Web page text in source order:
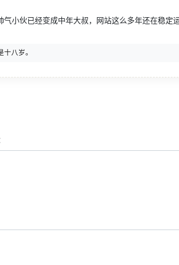
小伙已经变成中年大叔，网站这么多年还在稳定运